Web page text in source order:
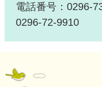
電話番号：0296-
0296-72-9910